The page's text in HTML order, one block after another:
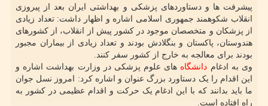
پیشرفت ها و دستاوردهای پزشکی و بهداشتی ایران بعد از پیروزی
انقلاب شکوهمند جمهوری اسلامی اشاره و اظهار داشت: تعداد زیادی
از پزشکان و متخصصان موجود در کشور پیش از انقلاب، از کشورهای
هندوستان، پاکستان و بنگلادش بودند و تعداد زیادی از بیماران مجبور
بودند برای معالجه به خارج از کشور سفر کنند.
وی به ادغام دانشگاه های علوم پزشکی در وزارت بهداشت اشاره و
این اقدام را یک دستاورد بزرگ عنوان و اشاره کرد: امروز نسل جوان
ما باید بدانند که با این ادغام یک حرکت و اقدام عظیمی در کشور به
راه افتاده است.